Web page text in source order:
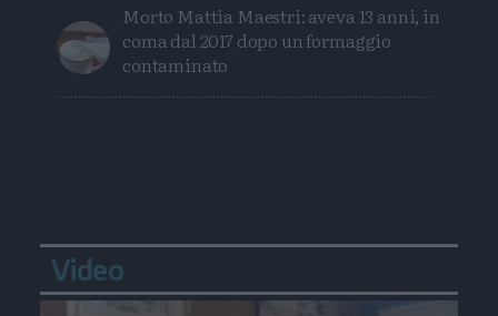
Morto Mattia Maestri: aveva 13 anni, in
coma dal 2017 dopo un formaggio
contaminato
Video